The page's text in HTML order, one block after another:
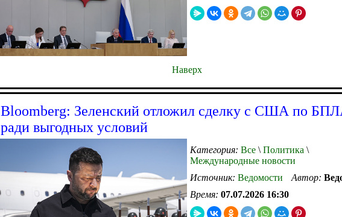
Наверх
Bloomberg: Зеленский отложил сделку с США по
ради выгодных условий
Категория: Все \ Политика \
Международные новости
Источник: Ведомости Автор:
Время: 07.07.2026 16:30